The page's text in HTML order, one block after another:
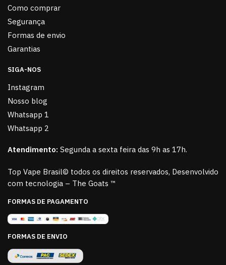
Como comprar
Segurança
Formas de envio
Garantias
SIGA-NOS
Instagram
Nosso blog
Whatsapp 1
Whatsapp 2
Atendimento: Segunda a sexta feira das 9h as 17h.
Top Vape Brasil© todos os direitos reservados, Desenvolvido
com tecnologia – The Goats ™
FORMAS DE PAGAMENTO
FORMAS DE ENVIO